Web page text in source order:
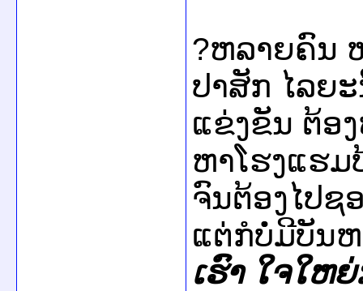
?ຫລາຍຄົນ
ປາ​ສັກ ​ໄລຍ
ແຂ່ງຂັນ ຕ້ອ
ຫາ​ໂຮງ​ແຮມ​
ຈົນ​ຕ້ອງ​ໄປ​ຊ
ແຕ່​ກໍ​ບໍ່​ມີ​ບັນ
ເຮົາ ​ໃຈ​ໃຫ